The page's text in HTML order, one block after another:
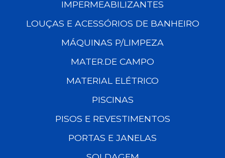
IMPERMEABILIZANTES
LOUÇAS E ACESSÓRIOS DE BANHEIRO
MÁQUINAS P/LIMPEZA
MATER.DE CAMPO
MATERIAL ELÉTRICO
PISCINAS
PISOS E REVESTIMENTOS
PORTAS E JANELAS